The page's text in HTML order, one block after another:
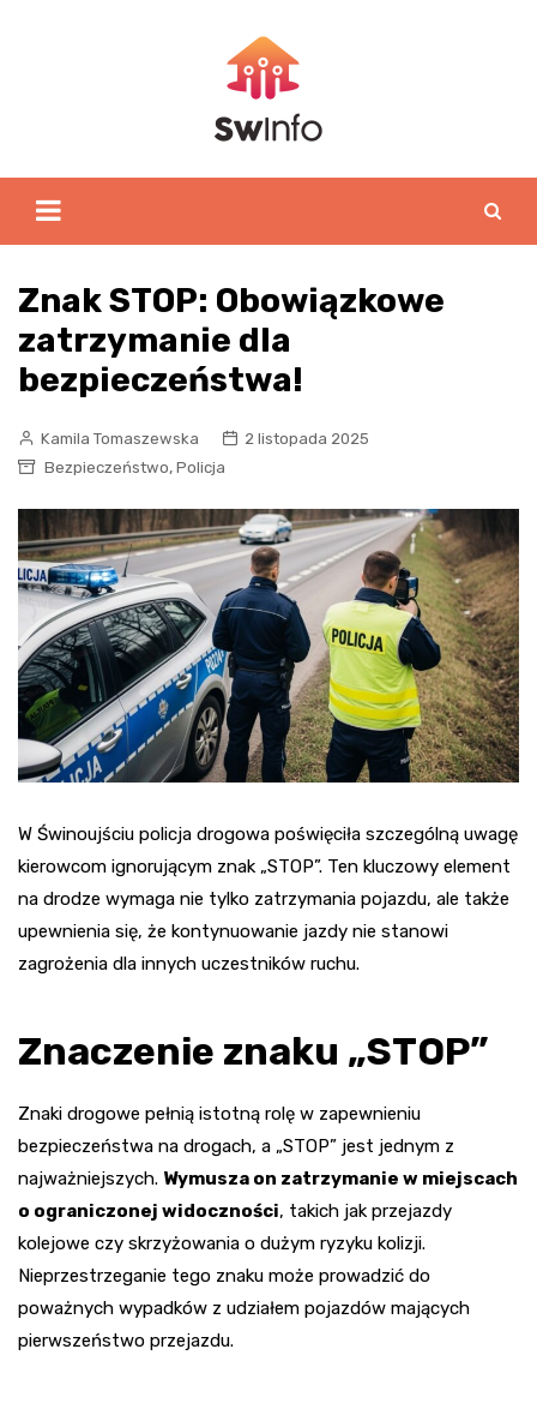
Znak STOP: Obowiązkowe
zatrzymanie dla
bezpieczeństwa!
Kamila Tomaszewska
2 listopada 2025
Bezpieczeństwo, Policja
W Świnoujściu policja drogowa poświęciła szczególną uwagę
kierowcom ignorującym znak „STOP”. Ten kluczowy element
na drodze wymaga nie tylko zatrzymania pojazdu, ale także
upewnienia się, że kontynuowanie jazdy nie stanowi
zagrożenia dla innych uczestników ruchu.
Znaczenie znaku „STOP”
Znaki drogowe pełnią istotną rolę w zapewnieniu
bezpieczeństwa na drogach, a „STOP” jest jednym z
najważniejszych. Wymusza on zatrzymanie w miejscach
o ograniczonej widoczności, takich jak przejazdy
kolejowe czy skrzyżowania o dużym ryzyku kolizji.
Nieprzestrzeganie tego znaku może prowadzić do
poważnych wypadków z udziałem pojazdów mających
pierwszeństwo przejazdu.